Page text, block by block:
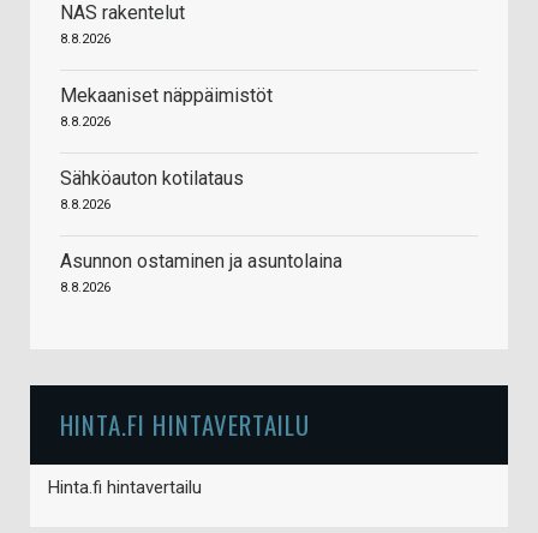
NAS rakentelut
8.8.2026
Mekaaniset näppäimistöt
8.8.2026
Sähköauton kotilataus
8.8.2026
Asunnon ostaminen ja asuntolaina
8.8.2026
HINTA.FI HINTAVERTAILU
Hinta.fi hintavertailu